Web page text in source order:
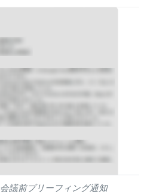
議前ブリーフィング通知